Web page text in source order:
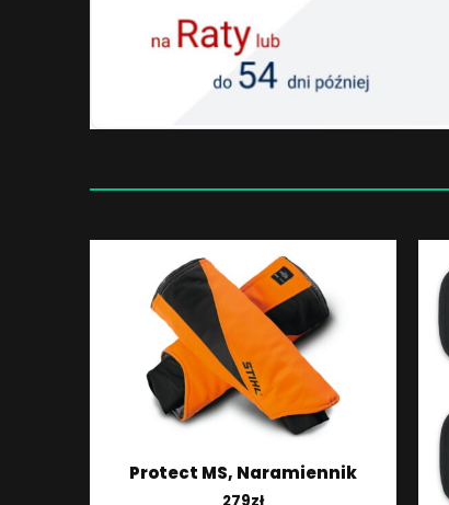
Protect MS, Naramiennik